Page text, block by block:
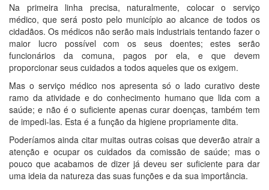
Na primeira linha precisa, naturalmente, colocar o serviço
médico, que será posto pelo município ao alcance de todos os
cidadãos. Os médicos não serão mais industriais tentando fazer o
maior lucro possível com os seus doentes; estes serão
funcionários da comuna, pagos por ela, e que devem
proporcionar seus cuidados a todos aqueles que os exigem.
Mas o serviço médico nos apresenta só o lado curativo deste
ramo da atividade e do conhecimento humano que lida com a
saúde; e não é o suficiente apenas curar doenças, também tem
de impedi-las. Esta é a função da higiene propriamente dita.
Poderíamos ainda citar muitas outras coisas que deverão atrair a
atenção e ocupar os cuidados da comissão de saúde; mas o
pouco que acabamos de dizer já deveu ser suficiente para dar
uma ideia da natureza das suas funções e da sua importância.